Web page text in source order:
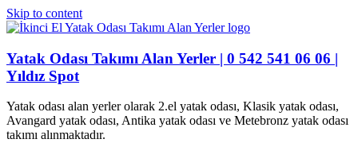
Skip to content
Yatak Odası Takımı Alan Yerler | 0 542 541 06 06 |
Yıldız Spot
Yatak odası alan yerler olarak 2.el yatak odası, Klasik yatak odası,
Avangard yatak odası, Antika yatak odası ve Metebronz yatak odası
takımı alınmaktadır.